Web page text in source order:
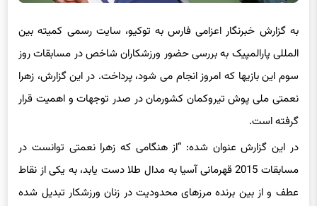
به گزارش خبرنگار اعزامی فارس به توکیو، سایت رسمی کمیته بین
المللی پارالمپیک به بررسی حضور ورزشکاران شاخص در مسابقات روز
سوم این بازیها که امروز انجام می شود، پرداخت. در این گزارش، زهرا
نعمتی ملی پوش تیروکمان کشورمان در صدر توجهات و اهمیت قرار
گرفته است.
در این گزارش عنوان شده: “از هنگامی که زهرا نعمتی توانست در
مسابقات 2015 قهرمانی آسیا به مدال طلا دست یابد، به یکی از نقاط
عطف و از بین برنده مرزهای محدودیت در زنان ورزشکار تبدیل شده